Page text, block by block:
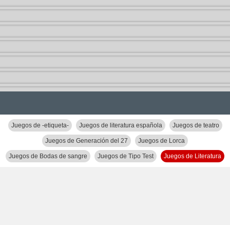
Juegos de -etiqueta- Juegos de literatura española Juegos de teatro
Juegos de Generación del 27 Juegos de Lorca
Juegos de Bodas de sangre Juegos de Tipo Test Juegos de Literatura